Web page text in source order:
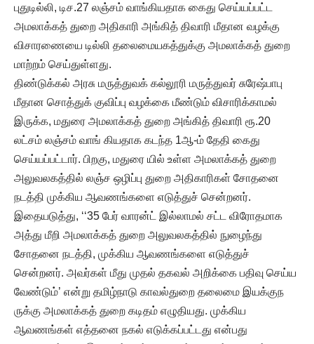
புதுடில்லி, டிச.27 லஞ்சம் வாங்கியதாக கைது செய்யப்பட்ட
அமலாக்கத் துறை அதிகாரி அங்கித் திவாரி மீதான வழக்கு
விசாரணையை டில்லி தலைமையகத்துக்கு அமலாக்கத் துறை
மாற்றம் செய்துள்ளது.
திண்டுக்கல் அரசு மருத்துவக் கல்லூரி மருத்துவர் சுரேஷ்பாபு
மீதான சொத்துக் குவிப்பு வழக்கை மீண்டும் விசாரிக்காமல்
இருக்க, மதுரை அமலாக்கத் துறை அங்கித் திவாரி ரூ.20
லட்சம் லஞ்சம் வாங் கியதாக கடந்த 1ஆ-ம் தேதி கைது
செய்யப்பட்டார். பிறகு, மதுரை யில் உள்ள அமலாக்கத் துறை
அலுவலகத்தில் லஞ்ச ஒழிப்பு துறை அதிகாரிகள் சோதனை
நடத்தி முக்கிய ஆவணங்களை எடுத்துச் சென்றனர்.
இதையடுத்து, ‘‘35 பேர் வாரன்ட் இல்லாமல் சட்ட விரோதமாக
அத்து மீறி அமலாக்கத் துறை அலுவலகத்தில் நுழைந்து
சோதனை நடத்தி, முக்கிய ஆவணங்களை எடுத்துச்
சென்றனர். அவர்கள் மீது முதல் தகவல் அறிக்கை பதிவு செய்ய
வேண்டும்’ என்று தமிழ்நாடு காவல்துறை தலைமை இயக்குந
ருக்கு அமலாக்கத் துறை கடிதம் எழுதியது. முக்கிய
ஆவணங்கள் எத்தனை நகல் எடுக்கப்பட்டது என்பது